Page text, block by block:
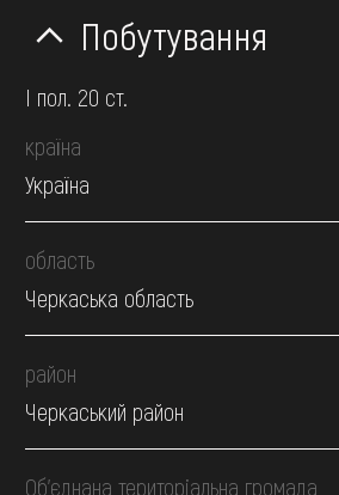
Побутування
І пол. 20 ст.
країна
Україна
область
Черкаська область
район
Черкаський район
Об’єднана територіальна громада